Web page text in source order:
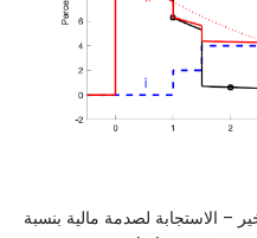
– الاستجابة لصدمة مالية بنسبة